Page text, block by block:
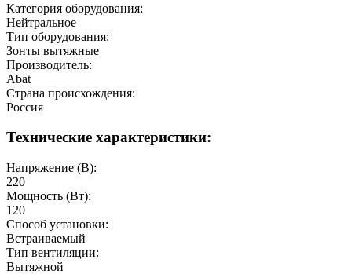
Категория оборудования:
Нейтральное
Тип оборудования:
Зонты вытяжные
Производитель:
Abat
Страна происхождения:
Россия
Технические характеристики:
Напряжение (В):
220
Мощность (Вт):
120
Способ установки:
Встраиваемый
Тип вентиляции:
Вытяжной